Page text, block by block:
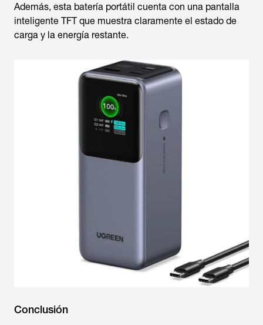
Además, esta batería portátil cuenta con una pantalla
inteligente TFT que muestra claramente el estado de
carga y la energía restante.
Conclusión